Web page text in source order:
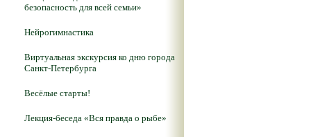
безопасность для всей семьи»
Нейрогимнастика
Виртуальная экскурсия ко дню города
Санкт-Петербурга
Весёлые старты!
Лекция-беседа «Вся правда о рыбе»